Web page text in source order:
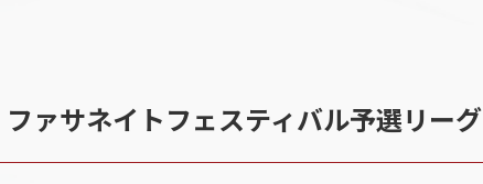
ァサネイトフェスティバル予選リーグ